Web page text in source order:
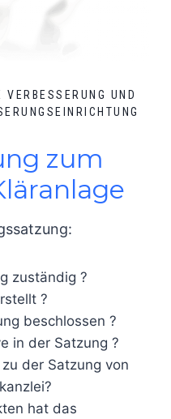
UND
zum
zuständig ?
?
beschlossen ?
in der Satzung ?
der Satzung von
hat das